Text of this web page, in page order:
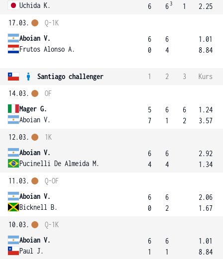
Uchida K.
6
6 3
1
2.25
17.03.
Aboian V.
Frutos Alonso A.
Q-1K
6
0
6
4
1.01
8.84
Santiago challenger 1 2 3
Kurs
14.03.
Mager G.
Aboian V.
OF
5
7
6
1
6
2
1.24
3.57
12.03.
Aboian V.
Pucinelli De Almeida M.
1K
6
4
6
4
2.92
1.34
11.03.
Aboian V.
Bicknell B.
Q-OF
6
0
6
2
2.06
1.67
10.03.
Aboian V.
Paul J.
Q-1K
6
1
6
1
1.01
8.84